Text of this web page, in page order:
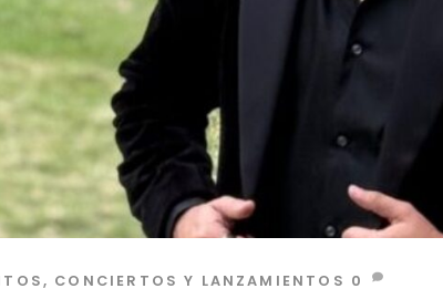
CONCIERTOS Y LANZAMIENTOS 0